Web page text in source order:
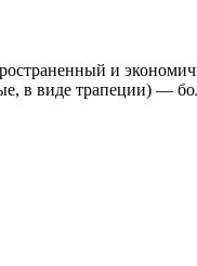
и
в виде трапеции) —